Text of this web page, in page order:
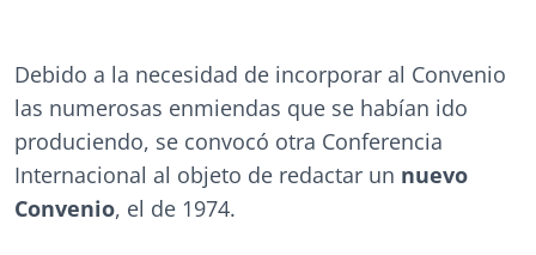
Debido a la necesidad de incorporar al Convenio
las numerosas enmiendas que se habían ido
produciendo, se convocó otra Conferencia
Internacional al objeto de redactar un nuevo
Convenio, el de 1974.